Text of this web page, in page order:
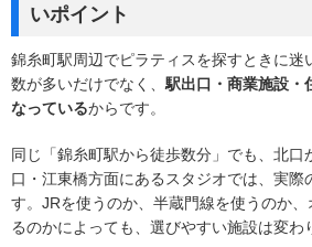
いポイント
錦糸町駅周辺でピラティスを探すときに迷
数が多いだけでなく、 駅出口・商業施設・
なっているからです。
同じ「錦糸町駅から徒歩数分」でも、北口
口・江東橋方面にあるスタジオでは、実際
す。JRを使うのか、半蔵門線を使うのか
るのかによっても、選びやすい施設は変わ